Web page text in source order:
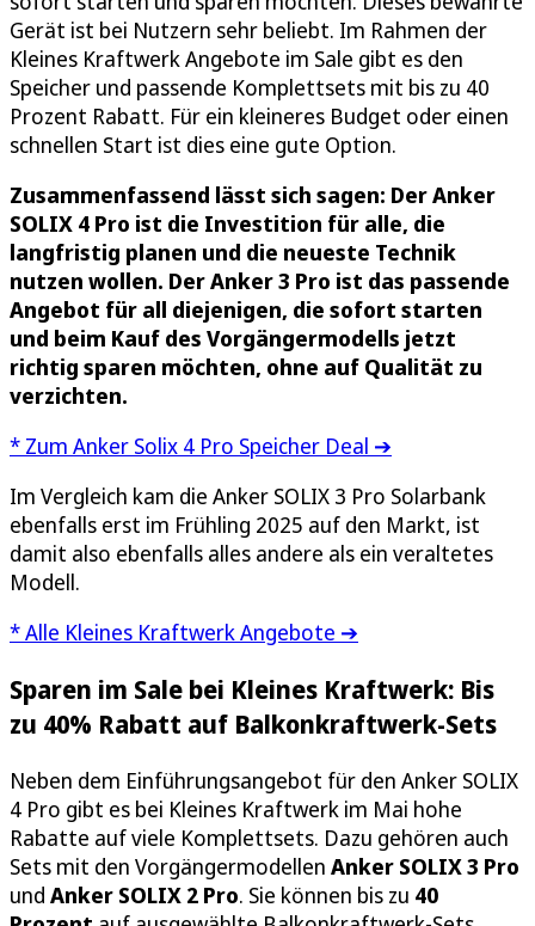
Gerät ist bei Nutzern sehr beliebt. Im Rahmen der
Kleines Kraftwerk Angebote im Sale gibt es den
Speicher und passende Komplettsets mit bis zu 40
Prozent Rabatt. Für ein kleineres Budget oder einen
schnellen Start ist dies eine gute Option.
Zusammenfassend lässt sich sagen: Der Anker
SOLIX 4 Pro ist die Investition für alle, die
langfristig planen und die neueste Technik
nutzen wollen. Der Anker 3 Pro ist das passende
Angebot für all diejenigen, die sofort starten
und beim Kauf des Vorgängermodells jetzt
richtig sparen möchten, ohne auf Qualität zu
verzichten.
* Zum Anker Solix 4 Pro Speicher Deal ➔
Im Vergleich kam die Anker SOLIX 3 Pro Solarbank
ebenfalls erst im Frühling 2025 auf den Markt, ist
damit also ebenfalls alles andere als ein veraltetes
Modell.
* Alle Kleines Kraftwerk Angebote ➔
Sparen im Sale bei Kleines Kraftwerk: Bis
zu 40% Rabatt auf Balkonkraftwerk-Sets
Neben dem Einführungsangebot für den Anker SOLIX
4 Pro gibt es bei Kleines Kraftwerk im Mai hohe
Rabatte auf viele Komplettsets. Dazu gehören auch
Sets mit den Vorgängermodellen Anker SOLIX 3 Pro
und Anker SOLIX 2 Pro. Sie können bis zu 40